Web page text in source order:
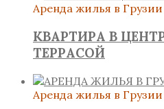
Аренда жилья в Грузии
КВАРТИРА В
ТЕРРАСОЙ
Аренда жилья в Грузии